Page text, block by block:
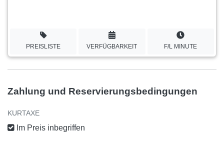
PREISLISTE VERFÜGBARKEIT F/L MINUTE
Zahlung und Reservierungsbedingungen
KURTAXE
Im Preis inbegriffen